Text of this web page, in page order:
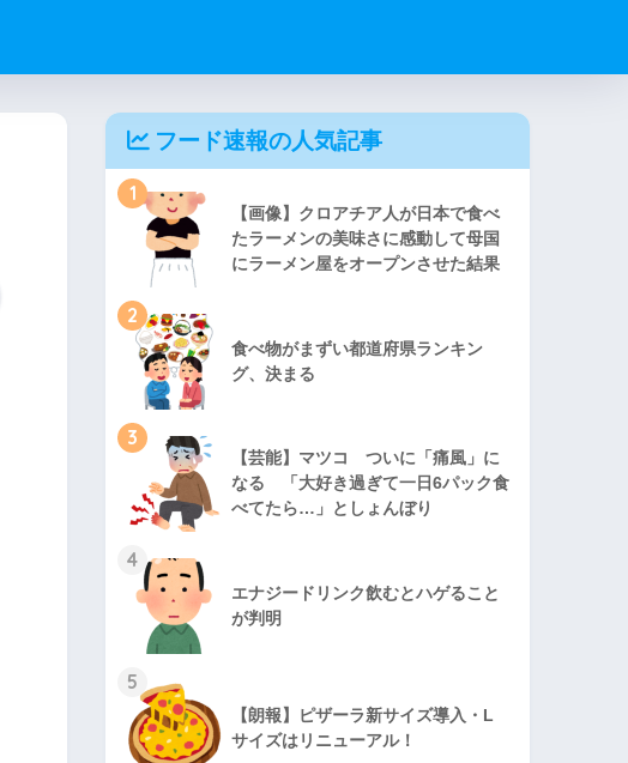
フード速報の人気記事
1
【画像】クロアチア人が日本で食べ
たラーメンの美味さに感動して母国
にラーメン屋をオープンさせた結果
2
食べ物がまずい都道府県ランキン
グ、決まる
3
【芸能】マツコ ついに「痛風」に
なる 「大好き過ぎて一日6パック食
べてたら…」としょんぼり
4
エナジードリンク飲むとハゲること
が判明
5
【朗報】ピザーラ新サイズ導入・L
サイズはリニューアル！